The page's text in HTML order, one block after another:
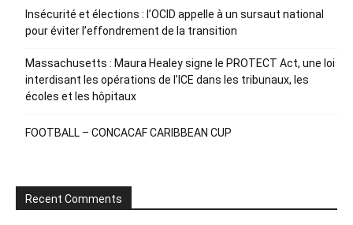
Insécurité et élections : l’OCID appelle à un sursaut national
pour éviter l’effondrement de la transition
Massachusetts : Maura Healey signe le PROTECT Act, une loi
interdisant les opérations de l’ICE dans les tribunaux, les
écoles et les hôpitaux
FOOTBALL – CONCACAF CARIBBEAN CUP
Recent Comments